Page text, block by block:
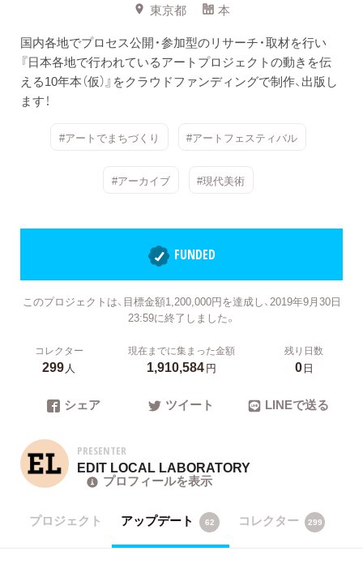
東京都
本
国内各地でプロセス公開・参加型のリサーチ・取材を行い
『日本各地で行われているアートプロジェクトの動きを伝
える10年本（仮）』をクラウドファンディングで制作、出版し
ます！
#アートでまちづくり #アートフェスティバル
#アーカイブ #現代美術
FUNDED
このプロジェクトは、目標金額1,200,000円を達成し、2019年9月30日
23:59に終了しました。
コレクター
299人
現在までに集まった金額
1,910,584円
残り日数
0日
シェア ツイート LINEで送る
PRESENTER
EDIT LOCAL LABORATORY
プロフィールを表示
プロジェクト アップデート 62 コレクター 299